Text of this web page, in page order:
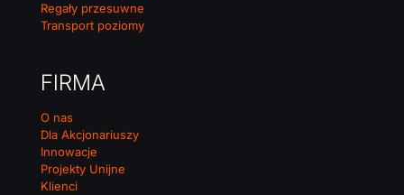
Regały przesuwne
Transport poziomy
FIRMA
O nas
Dla Akcjonariuszy
Innowacje
Projekty Unijne
Klienci